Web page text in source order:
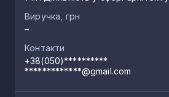
Виручка, грн
–
Контакти
+38(050)**********
*************@gmail.com